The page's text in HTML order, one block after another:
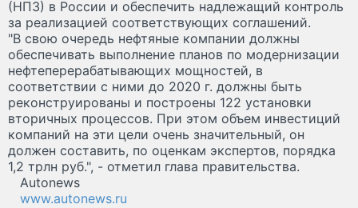
(НПЗ) в России и обеспечить надлежащий контроль
за реализацией соответствующих соглашений.
"В свою очередь нефтяные компании должны
обеспечивать выполнение планов по модернизации
нефтеперерабатывающих мощностей, в
соответствии с ними до 2020 г. должны быть
реконструированы и построены 122 установки
вторичных процессов. При этом объем инвестиций
компаний на эти цели очень значительный, он
должен составить, по оценкам экспертов, порядка
1,2 трлн руб.", - отметил глава правительства.
Autonews
www.autonews.ru